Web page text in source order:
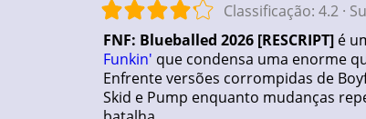
Classificação: 4.2 ·
FNF: Blueballed 2026 [RESCRIPT] é
Funkin' que condensa uma enorme
Enfrente versões corrompidas de
Skid e Pump enquanto mudanças